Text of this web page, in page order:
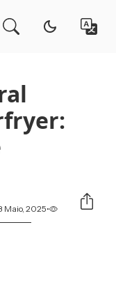
Maio, 2025•